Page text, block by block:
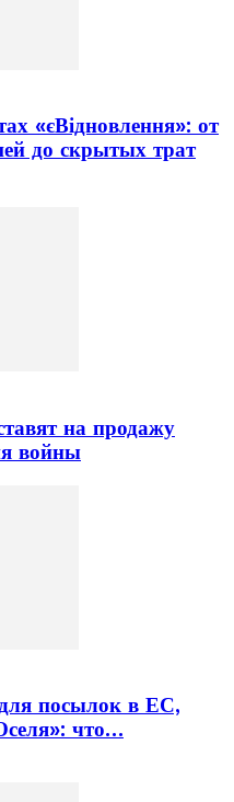
«єВідновлення»: от
до скрытых трат
на продажу
войны
посылок в ЕС,
что…